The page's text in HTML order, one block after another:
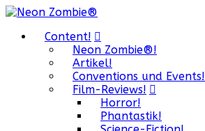
Content!
Neon Zombie®!
Artikel!
Conventions und Events!
Film-Reviews!
Horror!
Phantastik!